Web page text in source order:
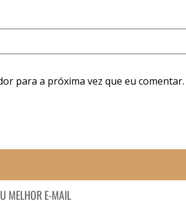
para a próxima vez que eu comentar.